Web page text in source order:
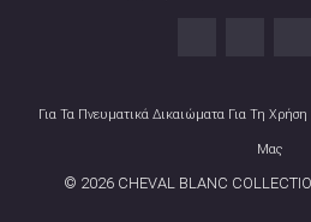
Για Τα Πνευματικά Δικαιώματα Για Τη Χρήση
Μας
© 2026 CHEVAL BLANC